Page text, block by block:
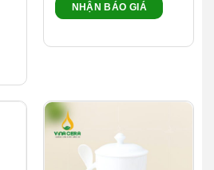
NHẬN BÁO GIÁ